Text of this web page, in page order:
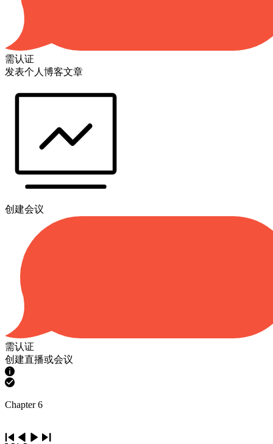
需认证
发表个人博客文章
创建会议
需认证
创建直播或会议
Chapter 6